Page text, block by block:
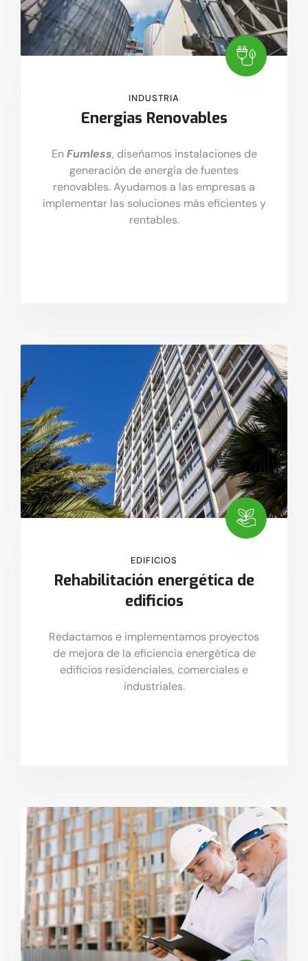
INDUSTRIA
Energias Renovables
EnFumless, diseñamos instalaciones de
generación de energía de fuentes
renovables. Ayudamos a las empresas a
implementar las soluciones más eficientes y
rentables.
EDIFICIOS
Rehabilitación energética de
edificios
Redactamos e implementamos proyectos
de mejora de la eficiencia energética de
edificios residenciales, comerciales e
industriales.